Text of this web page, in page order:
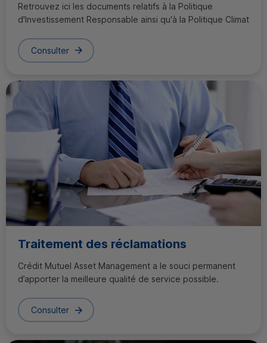
Retrouvez ici les documents relatifs à la Politique
d'Investissement Responsable ainsi qu'à la Politique Climat
Consulter
Traitement des réclamations
Crédit Mutuel Asset Management a le souci permanent
d’apporter la meilleure qualité de service possible.
Consulter